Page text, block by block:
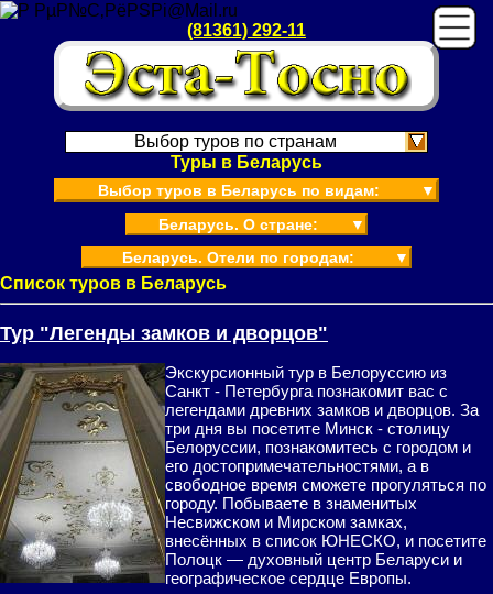
(81361) 292-11
Выбор туров по странам
Туры в Беларусь
Выбор туров в Беларусь по видам:
▼
Беларусь. О стране:
▼
Беларусь. Отели по городам:
▼
Список туров в Беларусь
Тур "Легенды замков и дворцов"
Экскурсионный тур в Белоруссию из
Санкт - Петербурга познакомит вас с
легендами древних замков и дворцов. За
три дня вы посетите Минск - столицу
Белоруссии, познакомитесь с городом и
его достопримечательностями, а в
свободное время сможете прогуляться по
городу. Побываете в знаменитых
Несвижском и Мирском замках,
внесённых в список ЮНЕСКО, и посетите
Полоцк — духовный центр Беларуси и
географическое сердце Европы.